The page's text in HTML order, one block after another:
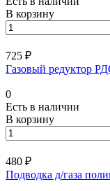
В корзину
725 ₽
Газовый редуктор
0
Есть в наличии
В корзину
480 ₽
Подводка д/газа